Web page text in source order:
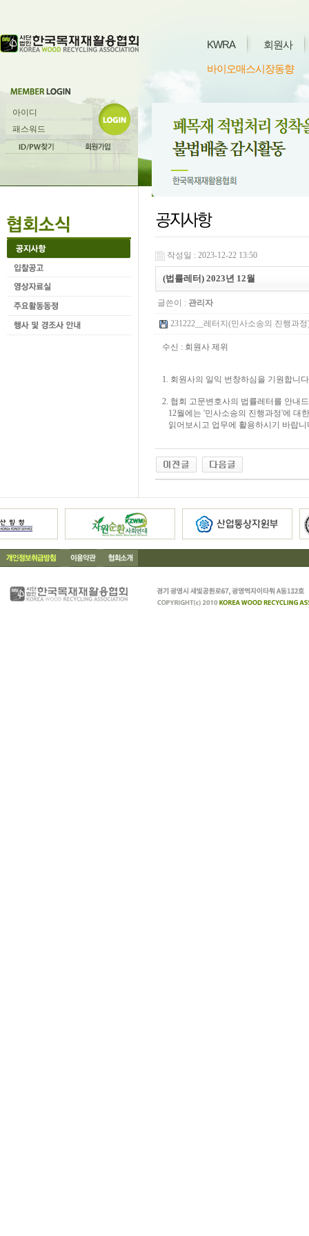
KWRA 회원사
바이오매스시장동향
작성일 : 2023-12-22 13:50
(법률레터) 2023년 12월
글쓴이 : 관리자
231222__레터지(민사소송의 진행과
수신 : 회원사 제위
1. 회원사의 일익 번창하심을 기원합니
2. 협회 고문변호사의 법률레터를 안내
12월에는 '민사소송의 진행과정'에 대
읽어보시고 업무에 활용하시기 바랍니